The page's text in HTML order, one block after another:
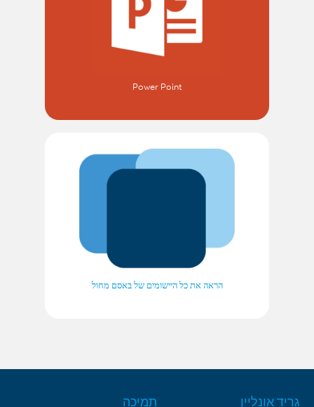
Power Point
הראה את כל היישומים של באסם מחול
גריד אונליין תמיכה